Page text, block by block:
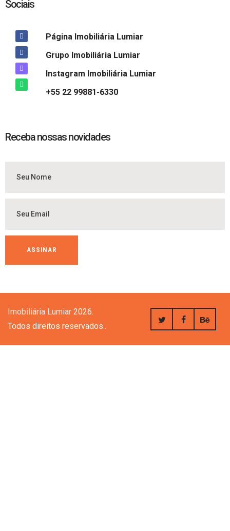
Sociais
Página Imobiliária Lumiar
Grupo Imobiliária Lumiar
Instagram Imobiliária Lumiar
+55 22 99881-6330
Receba nossas novidades
Imobiliária Lumiar 2026.
Todos direitos reservados..